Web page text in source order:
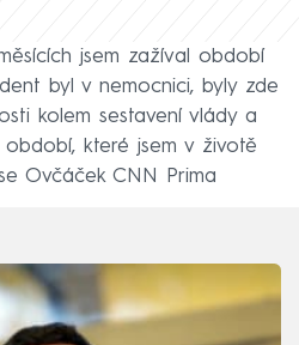
jsem zažíval období
byl v nemocnici, byly zde
kolem sestavení vlády a
které jsem v životě
Ovčáček CNN Prima